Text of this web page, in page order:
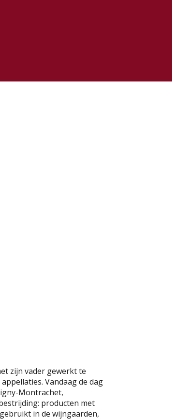
zijn vader gewerkt te
Vandaag de dag
Montrachet,
producten met
in de wijngaarden,